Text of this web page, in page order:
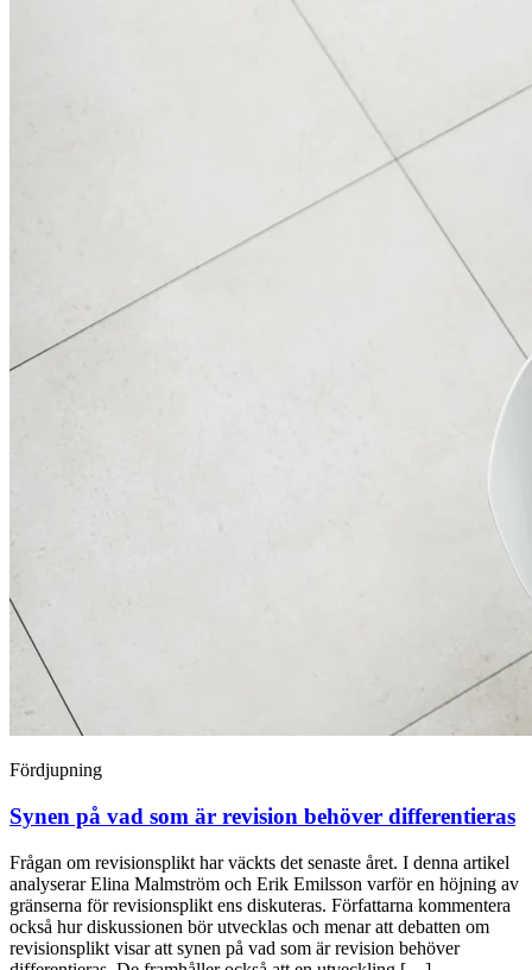
Fördjupning
Synen på vad som är revision behöver differen­tieras
Frågan om revisionsplikt har väckts det senaste året. I denna artikel
analyserar Elina Malmström och Erik Emilsson varför en höjning av
gränserna för revisionsplikt ens diskuteras. Författarna kommentera
också hur diskussionen bör utvecklas och menar att debatten om
revisionsplikt visar att synen på vad som är revision behöver